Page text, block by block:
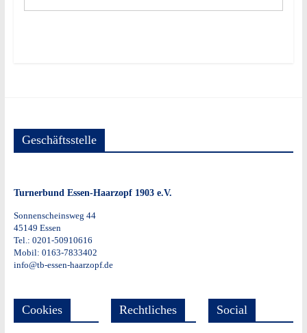
Geschäftsstelle
Turnerbund Essen-Haarzopf 1903 e.V.
Sonnenscheinsweg 44
45149 Essen
Tel.: 0201-50910616
Mobil: 0163-7833402
info@tb-essen-haarzopf.de
Cookies Rechtliches Social